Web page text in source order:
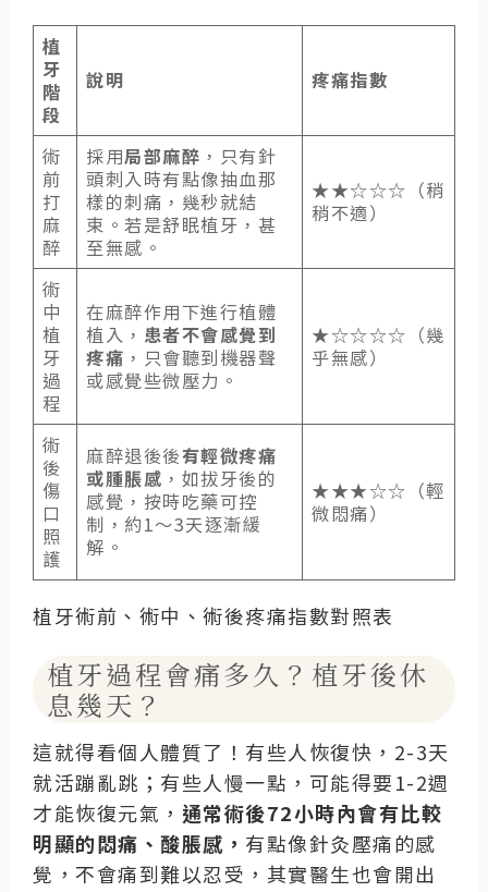
植
牙
階
段
說明 疼痛指數
術
前
打
麻
醉
採用局部麻醉 ，只有針
頭刺入時有點像抽血那
樣的刺痛，幾秒就結
束。若是舒眠植牙，甚
至無感。
★★☆☆☆（稍
稍不適）
術
中
植
牙
過
程
在麻醉作用下進行植體
植入， 患者不會感覺到
疼痛 ，只會聽到機器聲
或感覺些微壓力。
★☆☆☆☆（幾
乎無感）
術
後
傷
口
照
護
麻醉退後後有輕微疼痛
或腫脹感 ，如拔牙後的
感覺，按時吃藥可控
制，約1～3天逐漸緩
解。
★★★☆☆（輕
微悶痛）
植牙術前、術中、術後疼痛指數對照表
植牙過程會痛多久？植牙後休
息幾天？
這就得看個人體質了！有些人恢復快，2-3天
就活蹦亂跳；有些人慢一點，可能得要1-2週
才能恢復元氣， 通常術後72小時內會有比較
明顯的悶痛、酸脹感， 有點像針灸壓痛的感
覺，不會痛到難以忍受，其實醫生也會開出